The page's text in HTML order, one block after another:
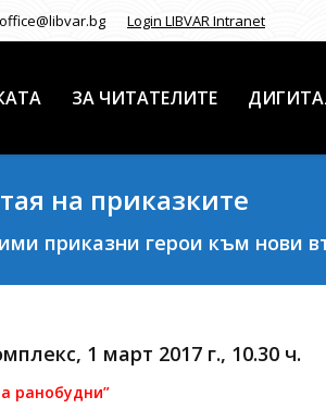
office@libvar.bg Login LIBVAR Intranet
ЗА ЧИТАТЕЛИТЕ
на приказките
приказни герои към нови
1 март 2017 г., 10.30 ч.
ранобудни”